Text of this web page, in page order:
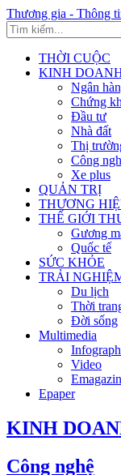
Thương gia - Thông
THỜI CUỘC
KINH
Ngân
Chứng
Đầu tư
Nhà đất
Thị
Công
Xe plus
QUẢN TRỊ
THƯƠNG
THẾ GIỚI
Gương
Quốc tế
SỨC KHỎE
TRẢI
Du lịch
Thời
Đời sống
Multimedia
Video
Epaper
KINH
Công nghệ